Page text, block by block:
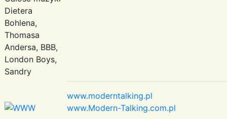
Dietera
Bohlena,
Thomasa
Andersa, BBB,
London Boys,
Sandry
www.moderntalking.pl
www.Modern-Talking.com.pl